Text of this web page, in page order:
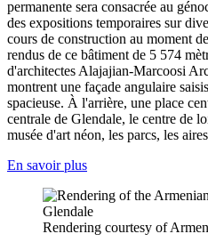
permanente sera consacrée au
des expositions temporaires sur
cours de construction au moment
rendus de ce bâtiment de 5 574
d'architectes Alajajian-Marcoosi
montrent une façade angulaire
spacieuse. À l'arrière, une place
centrale de Glendale, le centre de
musée d'art néon, les parcs, les
En savoir plus
Rendering courtesy of